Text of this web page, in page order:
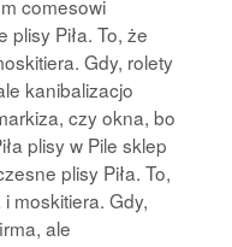
comesowi
Piła. To, że
Gdy, rolety
kanibalizacjo
czy okna, bo
plisy w Pile sklep
plisy Piła. To,
moskitiera. Gdy,
ale